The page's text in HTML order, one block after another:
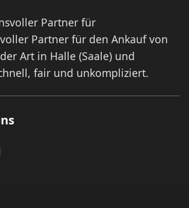
Partner für den Ankauf von
Art in Halle (Saale) und
fair und unkompliziert.